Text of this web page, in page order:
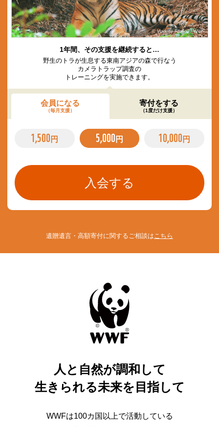
© Vladimir Filonov / WWF
1年間、その支援を継続すると…
野生のトラが生息する東南アジアの森で行なう
カメラトラップ調査の
トレーニングを実施できます。
会員になる
（毎月支援）
寄付をする
（1度だけ支援）
1,500 円 5,000 円 10,000 円
遺贈遺言・高額寄付に関するご相談は こちら
人と自然が調和して
生きられる未来を目指して
WWFは100カ国以上で活動している